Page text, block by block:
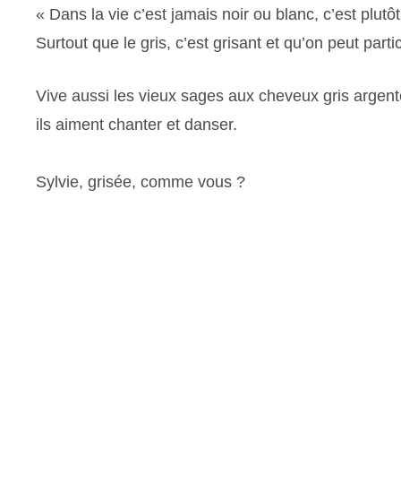
« Dans la vie c’est jamais noir ou blanc, c’est
Surtout que le gris, c’est grisant et qu’on peut
Vive aussi les vieux sages aux cheveux gris
ils aiment chanter et danser.
Sylvie, grisée, comme vous ?